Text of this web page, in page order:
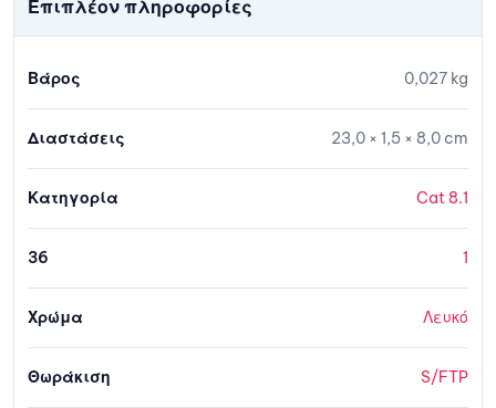
Επιπλέον πληροφορίες
Βάρος 0,027 kg
Διαστάσεις 23,0 × 1,5 × 8,0 cm
Κατηγορία Cat 8.1
36 1
Χρώμα Λευκό
Θωράκιση S/FTP